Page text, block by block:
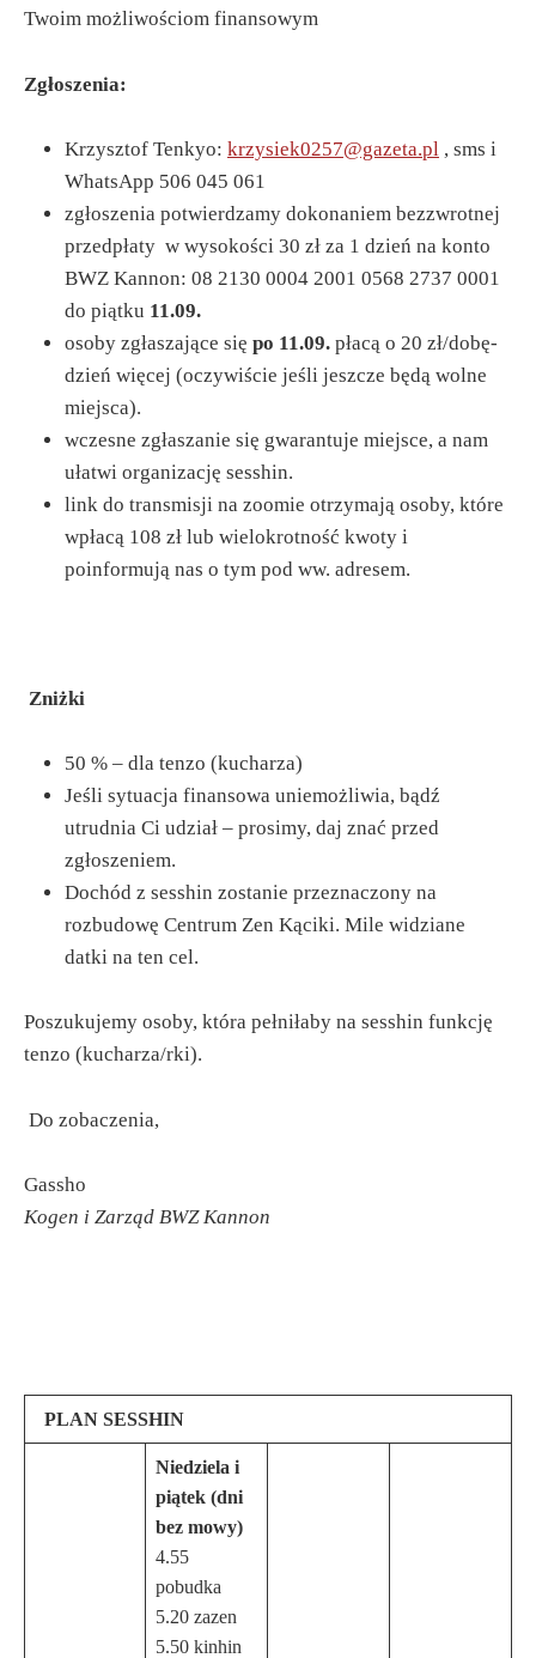
Twoim możliwościom finansowym
Zgłoszenia:
Krzysztof Tenkyo: krzysiek0257@gazeta.pl , sms i
WhatsApp 506 045 061
zgłoszenia potwierdzamy dokonaniem bezzwrotnej
przedpłaty w wysokości 30 zł za 1 dzień na konto
BWZ Kannon: 08 2130 0004 2001 0568 2737 0001
do piątku 11.09.
osoby zgłaszające się po 11.09. płacą o 20 zł/dobę-
dzień więcej (oczywiście jeśli jeszcze będą wolne
miejsca).
wczesne zgłaszanie się gwarantuje miejsce, a nam
ułatwi organizację sesshin.
link do transmisji na zoomie otrzymają osoby, które
wpłacą 108 zł lub wielokrotność kwoty i
poinformują nas o tym pod ww. adresem.
Zniżki
50 % – dla tenzo (kucharza)
Jeśli sytuacja finansowa uniemożliwia, bądź
utrudnia Ci udział – prosimy, daj znać przed
zgłoszeniem.
Dochód z sesshin zostanie przeznaczony na
rozbudowę Centrum Zen Kąciki. Mile widziane
datki na ten cel.
Poszukujemy osoby, która pełniłaby na sesshin funkcję
tenzo (kucharza/rki).
Do zobaczenia,
Gassho
Kogen i Zarząd BWZ Kannon
PLAN SESSHIN
Niedziela i
piątek (dni
bez mowy)
4.55
pobudka
5.20 zazen
5.50 kinhin